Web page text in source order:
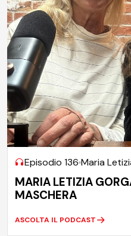
Episodio 136 Maria
MARIA LETIZIA
MASCHERA
ASCOLTA IL PODCAST